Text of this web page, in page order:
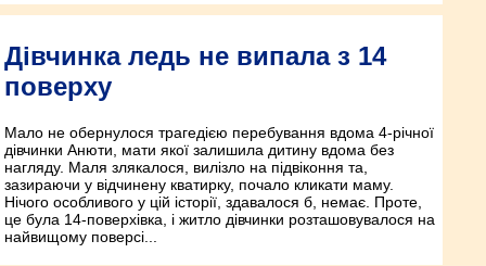
Дівчинка ледь не випала з 14
поверху
Мало не обернулося трагедією перебування вдома 4-річної
дівчинки Анюти, мати якої залишила дитину вдома без
нагляду. Маля злякалося, вилізло на підвіконня та,
зазираючи у відчинену кватирку, почало кликати маму.
Нічого особливого у цій історії, здавалося б, немає. Проте,
це була 14-поверхівка, і житло дівчинки розташовувалося на
найвищому поверсі...